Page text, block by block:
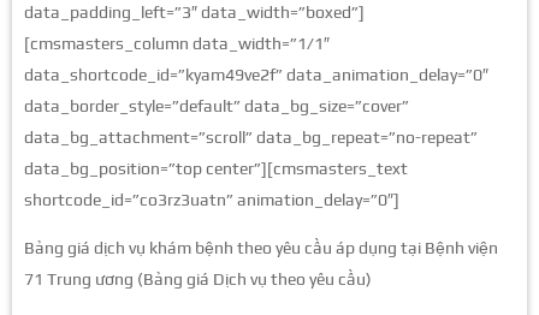
data_padding_left=”3″ data_width=”boxed”]
[cmsmasters_column data_width=”1/1″
data_shortcode_id=”kyam49ve2f” data_animation_delay=”0″
data_border_style=”default” data_bg_size=”cover”
data_bg_attachment=”scroll” data_bg_repeat=”no-repeat”
data_bg_position=”top center”][cmsmasters_text
shortcode_id=”co3rz3uatn” animation_delay=”0″]
Bảng giá dịch vụ khám bệnh theo yêu cầu áp dụng tại Bệnh viện
71 Trung ương (Bảng giá Dịch vụ theo yêu cầu)